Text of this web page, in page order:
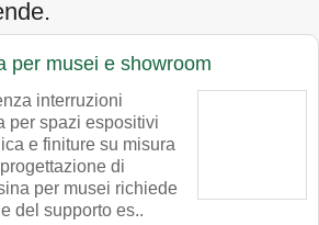
per musei e showroom
interruzioni
per spazi espositivi
e finiture su misura
di
per musei richiede
del supporto es..